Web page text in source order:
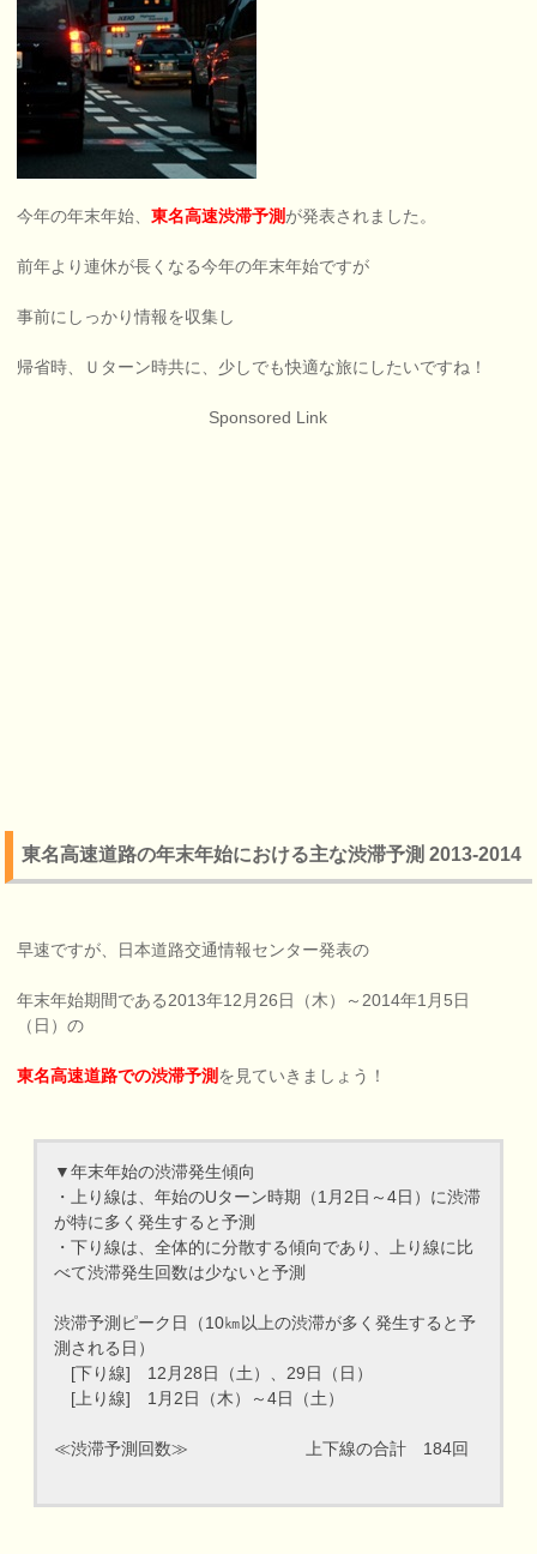
今年の年末年始、東名高速渋滞予測が発表されました。
前年より連休が長くなる今年の年末年始ですが
事前にしっかり情報を収集し
帰省時、Ｕターン時共に、少しでも快適な旅にしたいですね！
Sponsored Link
東名高速道路の年末年始における主な渋滞予測 2013-2014
早速ですが、日本道路交通情報センター発表の
年末年始期間である2013年12月26日（木）～2014年1月5日
（日）の
東名高速道路での渋滞予測を見ていきましょう！
▼年末年始の渋滞発生傾向
・上り線は、年始のUターン時期（1月2日～4日）に渋滞
が特に多く発生すると予測
・下り線は、全体的に分散する傾向であり、上り線に比
べて渋滞発生回数は少ないと予測
渋滞予測ピーク日（10㎞以上の渋滞が多く発生すると予
測される日）
[下り線] 12月28日（土）、29日（日）
[上り線] 1月2日（木）～4日（土）
≪渋滞予測回数≫ 上下線の合計 184回